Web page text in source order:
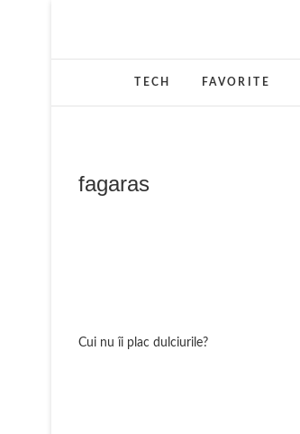
TECH FAVORITE
fagaras
Cui nu îi plac dulciurile?